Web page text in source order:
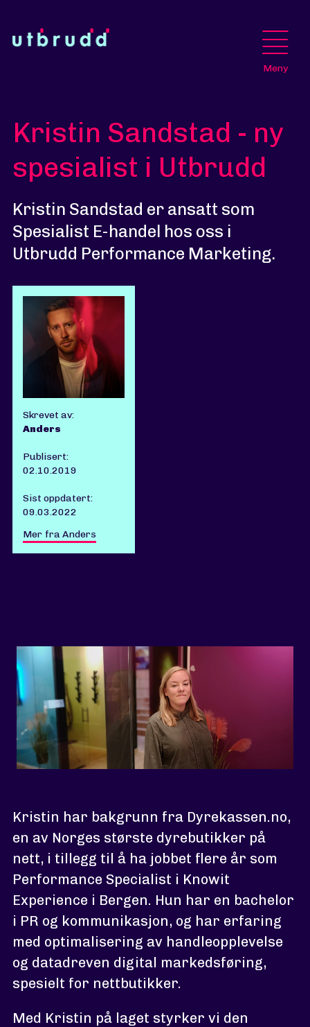
Meny
Kristin Sandstad - ny
spesialist i Utbrudd
Kristin Sandstad er ansatt som
Spesialist E-handel hos oss i
Utbrudd Performance Marketing.
Skrevet av:
Anders
Publisert:
02.10.2019
Sist oppdatert:
09.03.2022
Mer fra Anders
Kristin har bakgrunn fra Dyrekassen.no,
en av Norges største dyrebutikker på
nett, i tillegg til å ha jobbet flere år som
Performance Specialist i Knowit
Experience i Bergen. Hun har en bachelor
i PR og kommunikasjon, og har erfaring
med optimalisering av handleopplevelse
og datadreven digital markedsføring,
spesielt for nettbutikker.
Med Kristin på laget styrker vi den